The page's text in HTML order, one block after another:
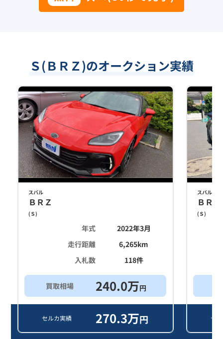
Ｓ(ＢＲＺ)のオークション実績
スバル
ＢＲＺ
( Ｓ)
年式
2022年3月
走行距離
6,265km
入札数
118件
買取相場 240.0万円
セルカ実績 270.3万円
スバル
ＢＲＺ
( Ｓ)
セ